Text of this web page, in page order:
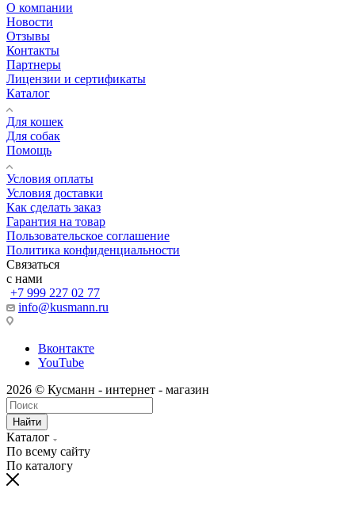
О компании
Новости
Отзывы
Контакты
Партнеры
Лицензии и сертификаты
Каталог
Для кошек
Для собак
Помощь
Условия оплаты
Условия доставки
Как сделать заказ
Гарантия на товар
Пользовательское соглашение
Политика конфиденциальности
Связаться
с нами
+7 999 227 02 77
info@kusmann.ru
Вконтакте
YouTube
2026 © Кусманн - интернет - магазин
Найти
Каталог
По всему сайту
По каталогу